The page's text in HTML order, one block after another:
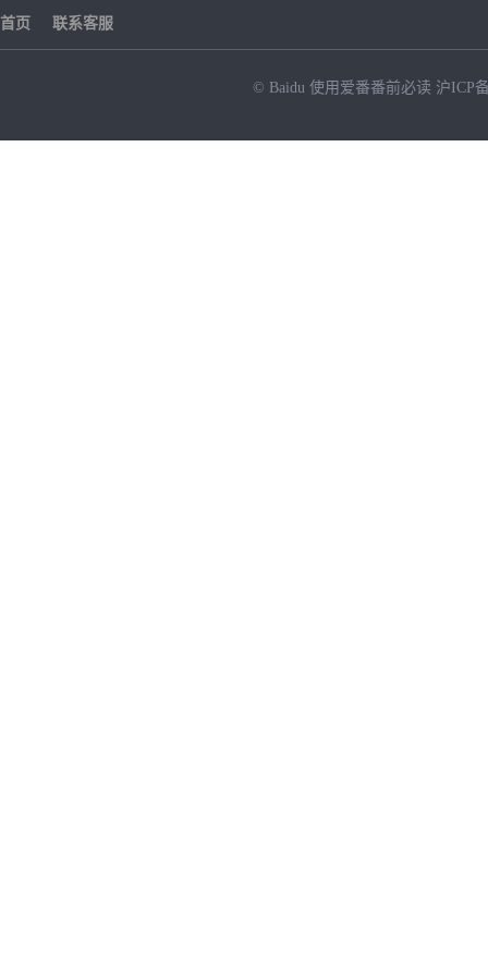
首页 联系客服
© Baidu 使用爱番番前必读 沪ICP